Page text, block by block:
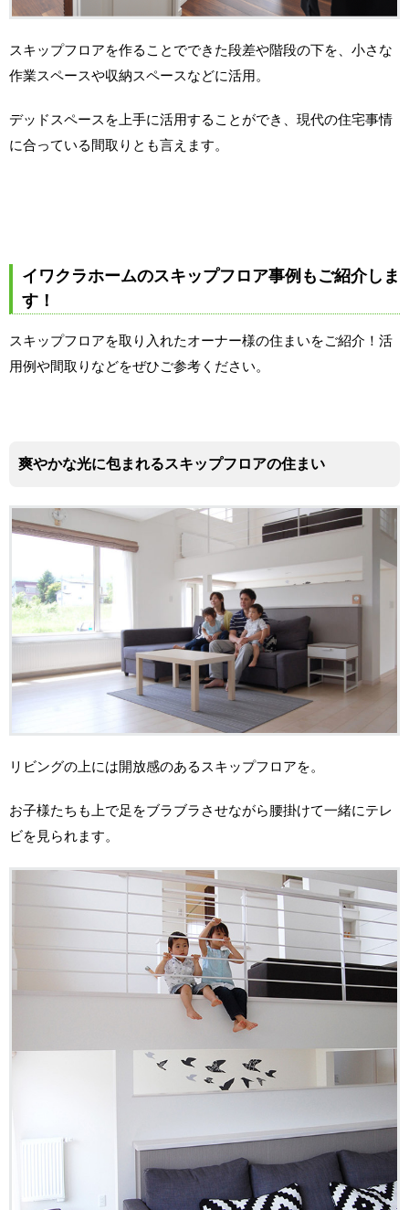
スキップフロアを作ることでできた段差や階段の下を、小さな
作業スペースや収納スペースなどに活用。
デッドスペースを上手に活用することができ、現代の住宅事情
に合っている間取りとも言えます。
イワクラホームのスキップフロア事例もご紹介しま
す！
スキップフロアを取り入れたオーナー様の住まいをご紹介！活
用例や間取りなどをぜひご参考ください。
爽やかな光に包まれるスキップフロアの住まい
リビングの上には開放感のあるスキップフロアを。
お子様たちも上で足をブラブラさせながら腰掛けて一緒にテレ
ビを見られます。